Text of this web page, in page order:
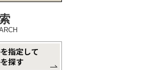
指定して
探す